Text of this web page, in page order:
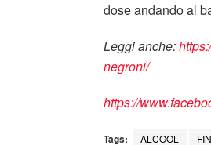
dose andando al
Leggi anche:
negroni/
https://
Tags: ALCOOL